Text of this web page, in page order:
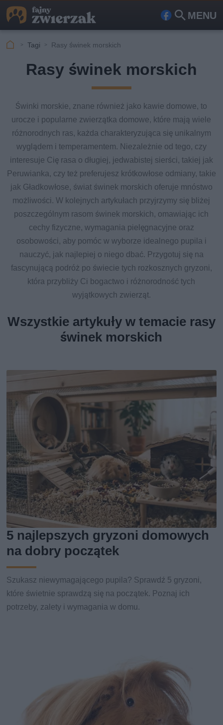
MENU
Fa Szu
Tagi Rasy świnek morskich
Rasy świnek morskich
Świnki morskie, znane również jako kawie domowe, to
urocze i popularne zwierzątka domowe, które mają wiele
różnorodnych ras, każda charakteryzująca się unikalnym
wyglądem i temperamentem. Niezależnie od tego, czy
interesuje Cię rasa o długiej, jedwabistej sierści, takiej jak
Peruwianka, czy też preferujesz krótkowłose odmiany, takie
jak Gładkowłose, świat świnek morskich oferuje mnóstwo
możliwości. W kolejnych artykułach przyjrzymy się bliżej
poszczególnym rasom świnek morskich, omawiając ich
cechy fizyczne, wymagania pielęgnacyjne oraz
osobowości, aby pomóc w wyborze idealnego pupila i
nauczyć, jak najlepiej o niego dbać. Przygotuj się na
fascynującą podróż po świecie tych rozkosznych gryzoni,
która przybliży Ci bogactwo i różnorodność tych
wyjątkowych zwierząt.
Wszystkie artykuły w temacie rasy
świnek morskich
5 najlepszych gryzoni domowych
na dobry początek
Szukasz niewymagającego pupila? Sprawdź 5 gryzoni,
które świetnie sprawdzą się na początek. Poznaj ich
potrzeby, zalety i wymagania w domu.